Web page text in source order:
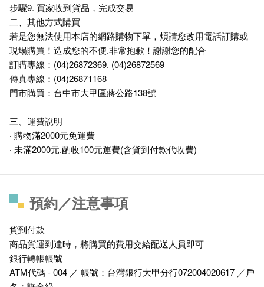
步驟9. 買家收到貨品，完成交易
二、其他方式購買
若是您無法使用本店的網路購物下單，煩請您改用電話訂購或
現場購買！造成您的不便.非常抱歉！謝謝您的配合
訂購專線：(04)26872369. (04)26872569
傳真專線：(04)26871168
門市購買：台中市大甲區蔣公路138號
三、運費說明
‧ 購物滿2000元免運費
‧ 未滿2000元.酌收100元運費(含貨到付款代收費)
預約／注意事項
貨到付款
商品貨運到達時，將購買的費用交給配送人員即可
銀行轉帳帳號
ATM代碼 - 004 ／ 帳號：台灣銀行大甲分行072004020617 ／戶